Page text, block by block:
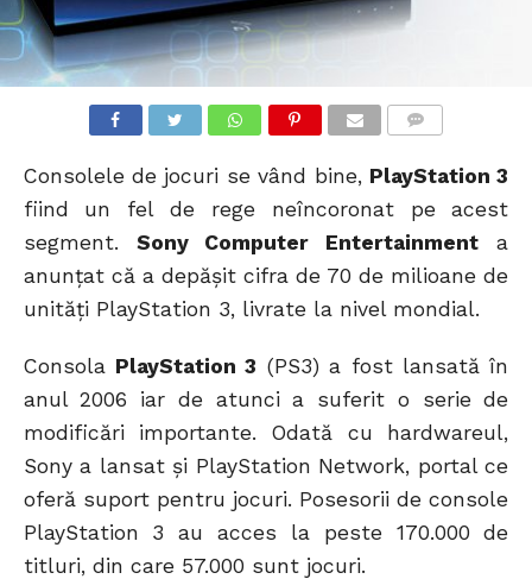
Consolele de jocuri se vând bine, PlayStation 3
fiind un fel de rege neîncoronat pe acest
segment. Sony Computer Entertainment a
anunțat că a depășit cifra de 70 de milioane de
unităţi PlayStation 3, livrate la nivel mondial.
Consola PlayStation 3 (PS3) a fost lansată în
anul 2006 iar de atunci a suferit o serie de
modificări importante. Odată cu hardwareul,
Sony a lansat și PlayStation Network, portal ce
oferă suport pentru jocuri. Posesorii de console
PlayStation 3 au acces la peste 170.000 de
titluri, din care 57.000 sunt jocuri.